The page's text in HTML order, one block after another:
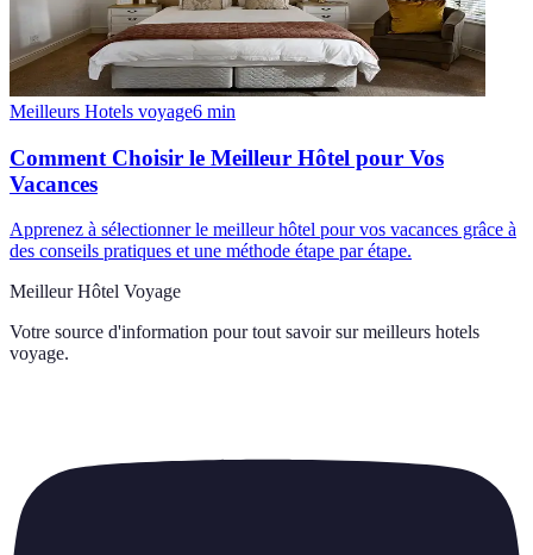
Meilleurs Hotels voyage6 min
Comment Choisir le Meilleur Hôtel pour Vos
Vacances
Apprenez à sélectionner le meilleur hôtel pour vos vacances grâce à
des conseils pratiques et une méthode étape par étape.
Meilleur Hôtel Voyage
Votre source d'information pour tout savoir sur meilleurs hotels
voyage.